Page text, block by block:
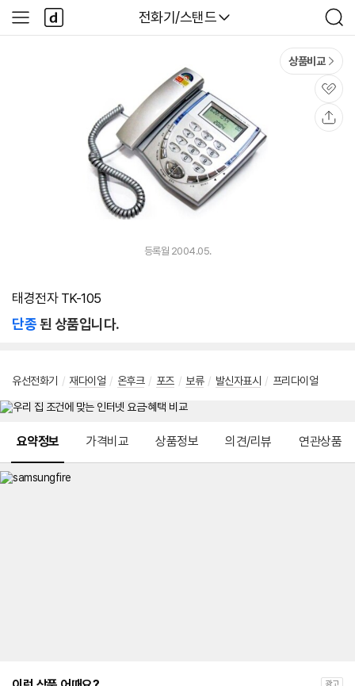
다나와
전화기/스탠드
검
색
사
이
다
나
와
상품비교
관
심
등록월 2004.05.
태경전자 TK-105
단종된 상품입니다.
유선전화기 / 재다이얼 / 온후크 / 포즈 / 보류 / 발신자표시 / 프리다이얼
요약정보 가격비교 상품정보 의견/리뷰 연관상품